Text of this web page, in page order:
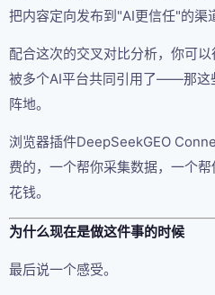
把内容定向发布到"AI更信任"的渠
配合这次的交叉对比分析，你可
被多个AI平台共同引用了——那这
阵地。
浏览器插件DeepSeekGEO
费的，一个帮你采集数据，一个
花钱。
为什么现在是做这件事的时候
最后说一个感受。